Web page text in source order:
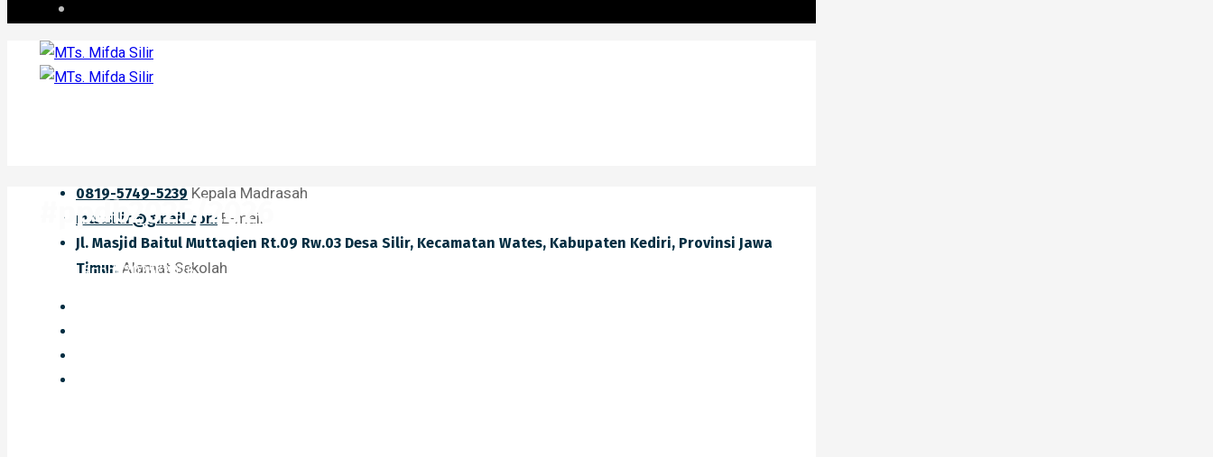
0819-5749-5239 Kepala Madrasah
mts.silir@gmail.com E-mail
Jl. Masjid Baitul Muttaqien Rt.09 Rw.03 Desa Silir, Kecamatan Wates, Kabupaten Kediri, Provinsi Jawa
Timur. Alamat Sekolah
#ppdb2025/2026
Home #ppdb2025/2026